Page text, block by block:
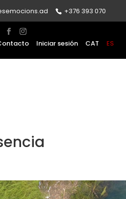
+376 393 070
Iniciar sesión CAT ES